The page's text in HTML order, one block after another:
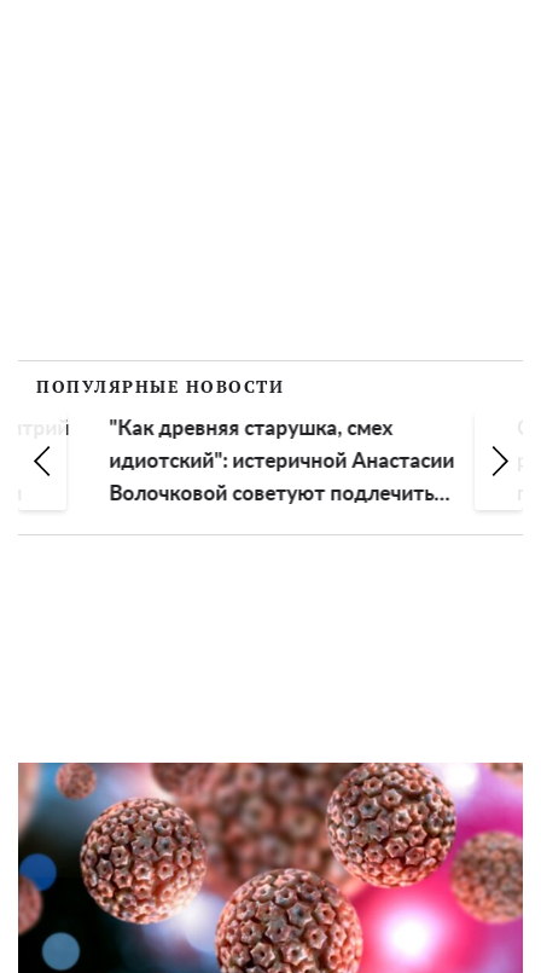
ПОПУЛЯРНЫЕ НОВОСТИ
"Как древняя старушка, смех
идиотский": истеричной Анастасии
Волочковой советуют подлечить